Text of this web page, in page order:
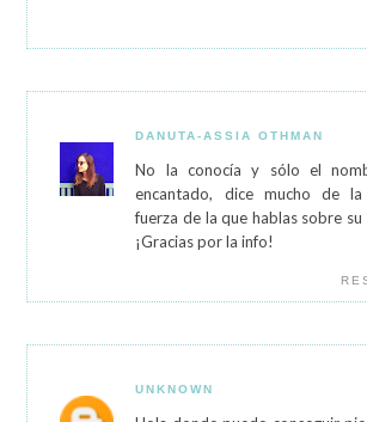
DANUTA-ASSIA OTHMAN
No la conocía y sólo el
encantado, dice mucho de
fuerza de la que hablas sobre su
¡Gracias por la info!
UNKNOWN